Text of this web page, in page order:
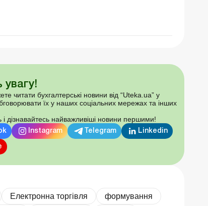
увагу!
читати бухгалтерські новини від “Uteka.ua” у
їх у наших соціальних мережах та інших
і дізнавайтесь найважливіші новини першими!
Instagram Telegram Linkedin
Електронна торгівля
формування